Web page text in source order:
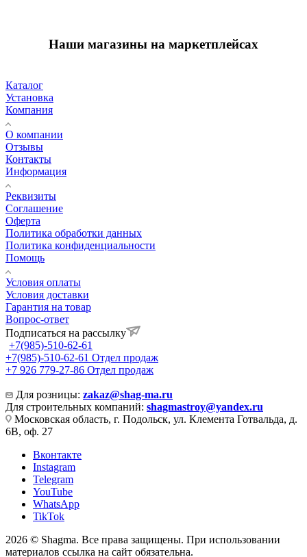
Наши магазины на маркетплейсах
Каталог
Установка
Компания
О компании
Отзывы
Контакты
Информация
Реквизиты
Соглашение
Оферта
Политика обработки данных
Политика конфиденциальности
Помощь
Условия оплаты
Условия доставки
Гарантия на товар
Вопрос-ответ
Подписаться на рассылку
+7(985)-510-62-61
+7(985)-510-62-61 Отдел продаж
‪+7 926 779-27-86‬ Отдел продаж
Для розницы: zakaz@shag-ma.ru
Для строительных компаний: shagmastroy@yandex.ru
Московская область, г. Подольск, ул. Клемента Готвальда, д.
6В, оф. 27
Вконтакте
Instagram
Telegram
YouTube
WhatsApp
TikTok
2026 © Shagma. Все права защищены. При использовании
материалов ссылка на сайт обязательна.